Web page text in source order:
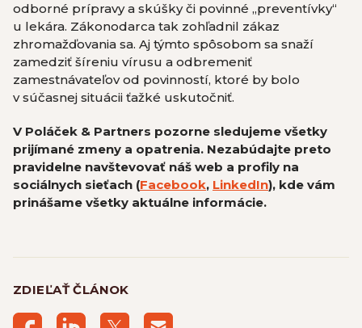
odborné prípravy a skúšky či povinné „preventívky“
u lekára. Zákonodarca tak zohľadnil zákaz
zhromažďovania sa. Aj týmto spôsobom sa snaží
zamedziť šíreniu vírusu a odbremeniť
zamestnávateľov od povinností, ktoré by bolo
v súčasnej situácii ťažké uskutočniť.
V Poláček & Partners pozorne sledujeme všetky
prijímané zmeny a opatrenia. Nezabúdajte preto
pravidelne navštevovať náš web a profily na
sociálnych sieťach (Facebook, LinkedIn), kde vám
prinášame všetky aktuálne informácie.
ZDIEĽAŤ ČLÁNOK